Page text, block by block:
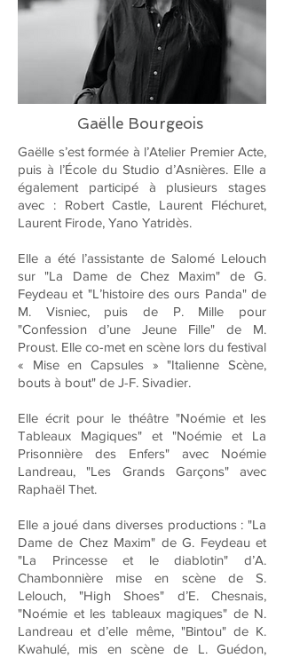
Gaëlle Bourgeois
Gaëlle s’est formée à l’Atelier Premier Acte,
puis à l’École du Studio d’Asnières. Elle a
également participé à plusieurs stages
avec : Robert Castle, Laurent Fléchuret,
Laurent Firode, Yano Yatridès.
Elle a été l’assistante de Salomé Lelouch
sur "La Dame de Chez Maxim" de G.
Feydeau et "L’histoire des ours Panda" de
M. Visniec, puis de P. Mille pour
"Confession d’une Jeune Fille" de M.
Proust. Elle co-met en scène lors du festival
« Mise en Capsules » "Italienne Scène,
bouts à bout" de J-F. Sivadier.
Elle écrit pour le théâtre "Noémie et les
Tableaux Magiques" et "Noémie et La
Prisonnière des Enfers" avec Noémie
Landreau, "Les Grands Garçons" avec
Raphaël Thet.
Elle a joué dans diverses productions : "La
Dame de Chez Maxim" de G. Feydeau et
"La Princesse et le diablotin" d’A.
Chambonnière mise en scène de S.
Lelouch, "High Shoes" d’E. Chesnais,
"Noémie et les tableaux magiques" de N.
Landreau et d’elle même, "Bintou" de K.
Kwahulé, mis en scène de L. Guédon,